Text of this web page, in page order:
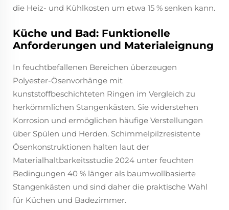
die Heiz- und Kühlkosten um etwa 15 % senken kann.
Küche und Bad: Funktionelle
Anforderungen und Materialeignung
In feuchtbefallenen Bereichen überzeugen
Polyester-Ösenvorhänge mit
kunststoffbeschichteten Ringen im Vergleich zu
herkömmlichen Stangenkästen. Sie widerstehen
Korrosion und ermöglichen häufige Verstellungen
über Spülen und Herden. Schimmelpilzresistente
Ösenkonstruktionen halten laut der
Materialhaltbarkeitsstudie 2024 unter feuchten
Bedingungen 40 % länger als baumwollbasierte
Stangenkästen und sind daher die praktische Wahl
für Küchen und Badezimmer.